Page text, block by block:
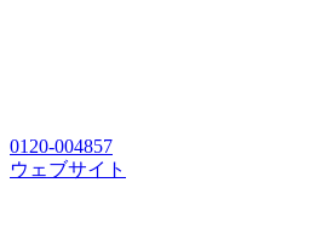
0120-004857
ウェブサイト